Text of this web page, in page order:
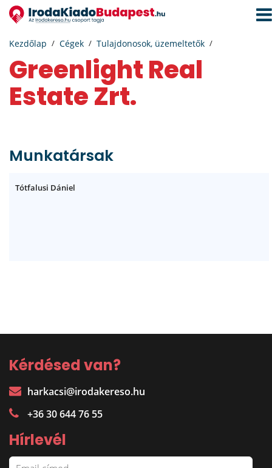
Kezdőlap Cégek Tulajdonosok, üzemeltetők
Greenlight Real
Estate Zrt.
Munkatársak
Tótfalusi Dániel
Kérdésed van?
harkacsi@irodakereso.hu
+36 30 644 76 55
Hírlevél